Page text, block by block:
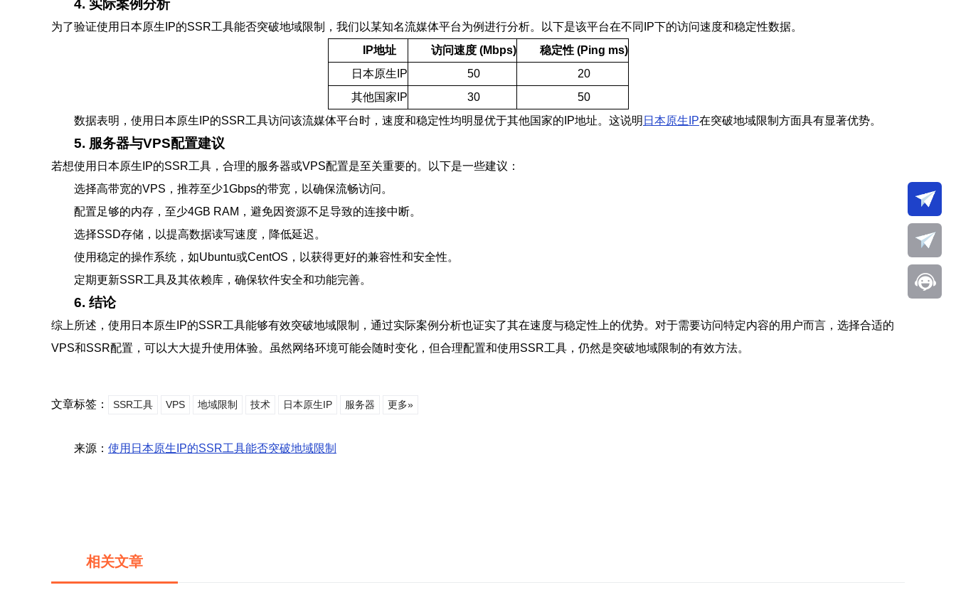
4. 实际案例分析
为了验证使用日本原生IP的SSR工具能否突破地域限制，我们以某知名流媒体平台为例进行分析。以下是该平台在不同IP下的访问速度和稳定性数据。
IP地址
访问速度 (Mbps)
稳定性 (Ping ms)
日本原生IP
50
20
其他国家IP
30
50
数据表明，使用日本原生IP的SSR工具访问该流媒体平台时，速度和稳定性均明显优于其他国家的IP地址。这说明 日本原生IP在突破地域限制方面具有显著优势。
5. 服务器与VPS配置建议
若想使用日本原生IP的SSR工具，合理的服务器或VPS配置是至关重要的。以下是一些建议：
选择高带宽的VPS，推荐至少1Gbps的带宽，以确保流畅访问。
配置足够的内存，至少4GB RAM，避免因资源不足导致的连接中断。
选择SSD存储，以提高数据读写速度，降低延迟。
使用稳定的操作系统，如Ubuntu或CentOS，以获得更好的兼容性和安全性。
定期更新SSR工具及其依赖库，确保软件安全和功能完善。
6. 结论
综上所述，使用日本原生IP的SSR工具能够有效突破地域限制，通过实际案例分析也证实了其在速度与稳定性上的优势。对于需要访问特定内容的用户而言，选择合适的
VPS和SSR配置，可以大大提升使用体验。虽然网络环境可能会随时变化，但合理配置和使用SSR工具，仍然是突破地域限制的有效方法。
文章标签： SSR工具 VPS 地域限制 技术 日本原生IP 服务器 更多»
来源： 使用日本原生IP的SSR工具能否突破地域限制
相关文章